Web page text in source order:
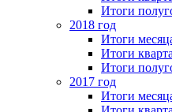
Итоги
2018 год
Итоги
Итоги
Итоги
2017 год
Итоги